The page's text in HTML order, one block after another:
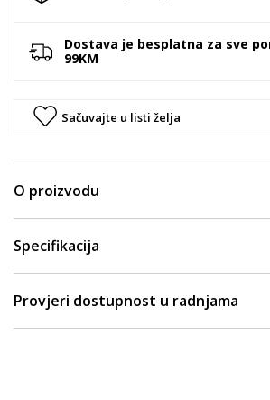
Dostava je besplatna za sve
99KM
Sačuvajte u listi želja
O proizvodu
Specifikacija
Provjeri dostupnost u radnjama